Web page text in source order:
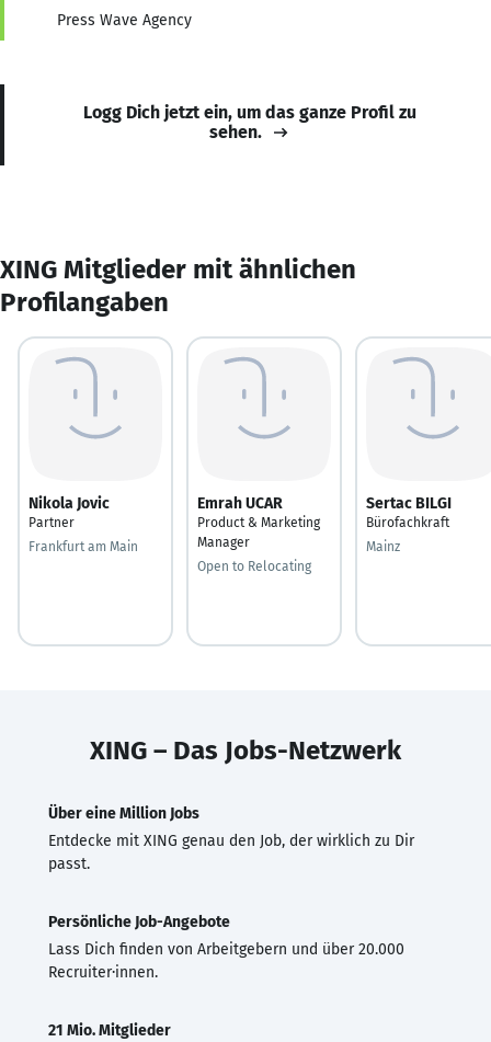
Press Wave Agency
Logg Dich jetzt ein, um das ganze Profil zu
sehen.
XING Mitglieder mit ähnlichen
Profilangaben
Nikola Jovic
Partner
Frankfurt am Main
Emrah UCAR
Product & Marketing
Manager
Open to Relocating
Sertac BILGI
Bürofachkraft
Mainz
XING – Das Jobs-Netzwerk
Über eine Million Jobs
Entdecke mit XING genau den Job, der wirklich zu Dir
passt.
Persönliche Job-Angebote
Lass Dich finden von Arbeitgebern und über 20.000
Recruiter·innen.
21 Mio. Mitglieder